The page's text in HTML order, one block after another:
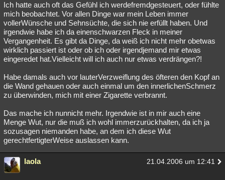
Ich hatte auch oft das Gefühl ich werdefremdgesteuert, oder fühlte
mich beobachtet. Vor allen Dinge war mein Leben immer
vollerWünsche und Sehnsüchte, die sich nie erfüllt haben. Und
irgendwie habe ich da einenschwarzen Fleck in meiner
Vergangenheit. Es gibt da Dinge, da weiß ich nicht mehr obetwas
wirklich passiert ist oder ob ich oder irgendjemand mir etwas
eingeredet hat.Vielleicht will ich auch nur etwas verdrängen?!
Habe damals auch vor lauterVerzweiflung des öfteren den Kopf an
die Wand gehauen oder auch einmal um den innerlichenSchmerz
zu überwinden, mich mit einer Zigarette verbrannt.
Das mache ich nunnicht mehr. Irgendwie ist in mir auch eine
Menge Wut, nur die muß ich wohl immerzurückhalten, da ich ja
sozusagen niemanden habe, an dem ich diese Wut
gerechtfertigterWeise auslassen kann.
laola 21.04.2006 um 12:41